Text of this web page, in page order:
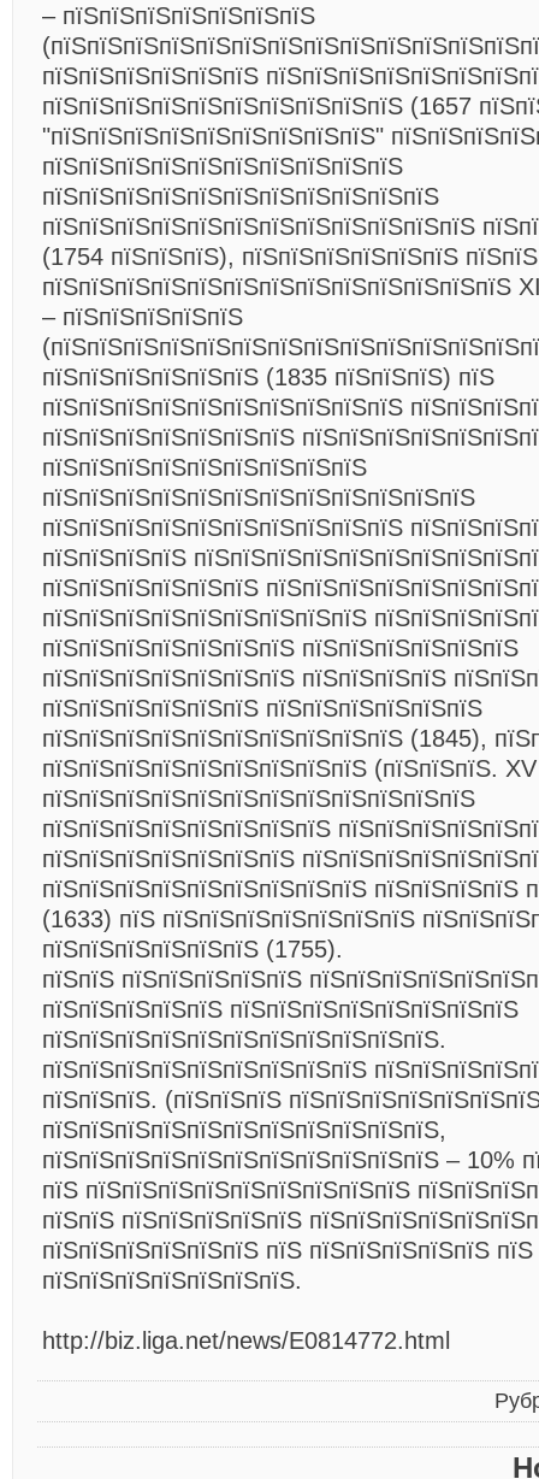
– пїЅпїЅпїЅпїЅпїЅпїЅпїЅ
пїЅпїЅпїЅпїЅпїЅпїЅ
пїЅпїЅпїЅпїЅпїЅпїЅпїЅпїЅпїЅпїЅ (1657
"пїЅпїЅпїЅпїЅпїЅпїЅпїЅпїЅпїЅ"
пїЅпїЅпїЅпїЅпїЅпїЅпїЅпїЅпїЅпїЅ
пїЅпїЅпїЅпїЅпїЅпїЅпїЅпїЅпїЅпїЅпїЅ
пїЅпїЅпїЅпїЅпїЅпїЅпїЅпїЅпїЅпїЅпїЅпїЅ
(1754 пїЅпїЅпїЅ), пїЅпїЅпїЅпїЅпїЅпїЅ
пїЅпїЅпїЅпїЅпїЅпїЅпїЅпїЅпїЅпїЅпїЅпїЅпїЅ
– пїЅпїЅпїЅпїЅпїЅ
пїЅпїЅпїЅпїЅпїЅпїЅ (1835 пїЅпїЅпїЅ) пїЅ
пїЅпїЅпїЅпїЅпїЅпїЅпїЅпїЅпїЅпїЅ
пїЅпїЅпїЅпїЅпїЅпїЅпїЅ
пїЅпїЅпїЅпїЅпїЅпїЅпїЅпїЅпїЅ
пїЅпїЅпїЅпїЅпїЅпїЅпїЅпїЅпїЅпїЅпїЅпїЅ
пїЅпїЅпїЅпїЅпїЅпїЅпїЅпїЅпїЅпїЅ
пїЅпїЅпїЅпїЅ
пїЅпїЅпїЅпїЅпїЅпїЅ
пїЅпїЅпїЅпїЅпїЅпїЅпїЅпїЅпїЅ
пїЅпїЅпїЅпїЅпїЅпїЅпїЅ пїЅпїЅпїЅпїЅпїЅпїЅ
пїЅпїЅпїЅпїЅпїЅпїЅпїЅ пїЅпїЅпїЅпїЅ
пїЅпїЅпїЅпїЅпїЅпїЅ пїЅпїЅпїЅпїЅпїЅпїЅ
пїЅпїЅпїЅпїЅпїЅпїЅпїЅпїЅпїЅпїЅ (1845),
пїЅпїЅпїЅпїЅпїЅпїЅпїЅпїЅпїЅ (пїЅпїЅпїЅ.
пїЅпїЅпїЅпїЅпїЅпїЅпїЅпїЅпїЅпїЅпїЅпїЅ
пїЅпїЅпїЅпїЅпїЅпїЅпїЅпїЅ
пїЅпїЅпїЅпїЅпїЅпїЅпїЅ
пїЅпїЅпїЅпїЅпїЅпїЅпїЅпїЅпїЅ пїЅпїЅпїЅпїЅ
(1633) пїЅ пїЅпїЅпїЅпїЅпїЅпїЅпїЅ
пїЅпїЅпїЅпїЅпїЅпїЅ (1755).
пїЅпїЅ пїЅпїЅпїЅпїЅпїЅ
пїЅпїЅпїЅпїЅпїЅ пїЅпїЅпїЅпїЅпїЅпїЅпїЅпїЅ
пїЅпїЅпїЅпїЅпїЅпїЅпїЅпїЅпїЅпїЅпїЅ.
пїЅпїЅпїЅпїЅпїЅпїЅпїЅпїЅпїЅ
пїЅпїЅпїЅ. (пїЅпїЅпїЅ
пїЅпїЅпїЅпїЅпїЅпїЅпїЅпїЅпїЅпїЅпїЅ,
пїЅпїЅпїЅпїЅпїЅпїЅпїЅпїЅпїЅпїЅпїЅ – 10%
пїЅ пїЅпїЅпїЅпїЅпїЅпїЅпїЅпїЅпїЅ
пїЅпїЅ пїЅпїЅпїЅпїЅпїЅ
пїЅпїЅпїЅпїЅпїЅпїЅ пїЅ пїЅпїЅпїЅпїЅпїЅ пїЅ
пїЅпїЅпїЅпїЅпїЅпїЅпїЅ.
http://biz.liga.net/news/E0814772.html